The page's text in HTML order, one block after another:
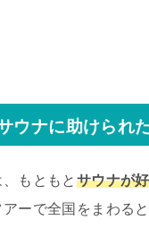
ウナに助けられ
もともと サウナが
ーで全国をまわる